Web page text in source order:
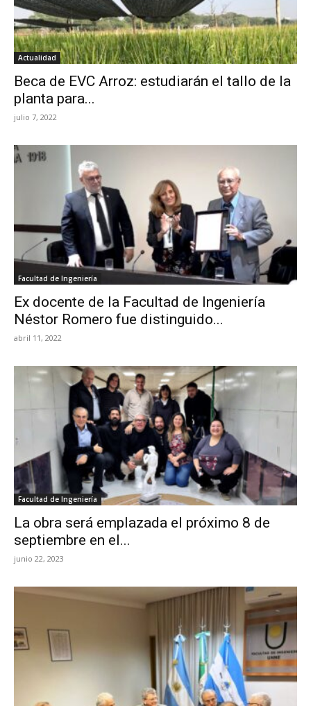
Actualidad
Beca de EVC Arroz: estudiarán el tallo de la
planta para...
julio 7, 2022
Facultad de Ingeniería
Ex docente de la Facultad de Ingeniería
Néstor Romero fue distinguido...
abril 11, 2022
Facultad de Ingeniería
La obra será emplazada el próximo 8 de
septiembre en el...
junio 22, 2023